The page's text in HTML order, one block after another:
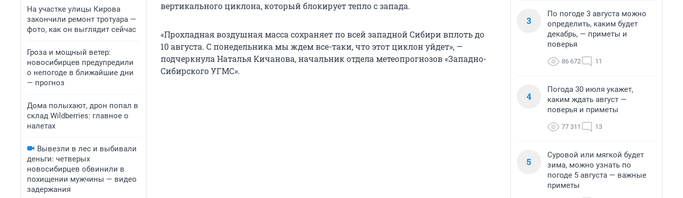
На участке улицы Кирова
закончили ремонт тротуара —
фото, как он выглядит сейчас
Гроза и мощный ветер:
новосибирцев предупредили
о непогоде в ближайшие дни
— прогноз
Дома полыхают, дрон попал в
склад Wildberries: главное о
налетах
Вывезли в лес и выбивали
деньги: четверых
новосибирцев обвинили в
похищении мужчины — видео
задержания
вертикального циклона, который блокирует тепло с запада.
«Прохладная воздушная масса сохраняет по всей западной Сибири вплоть до
10 августа. С понедельника мы ждем все-таки, что этот циклон уйдет», —
подчеркнула Наталья Кичанова, начальник отдела метеопрогнозов «Западно-
Сибирского УГМС».
3
По погоде 3 августа можно
определить, каким будет
декабрь, — приметы и
поверья
86 672 11
4
Погода 30 июля укажет,
каким ждать август —
поверья и приметы
77 311 13
5
Суровой или мягкой будет
зима, можно узнать по
погоде 5 августа — важные
приметы